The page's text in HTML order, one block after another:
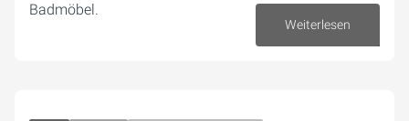
Badmöbel.
Weiterlesen